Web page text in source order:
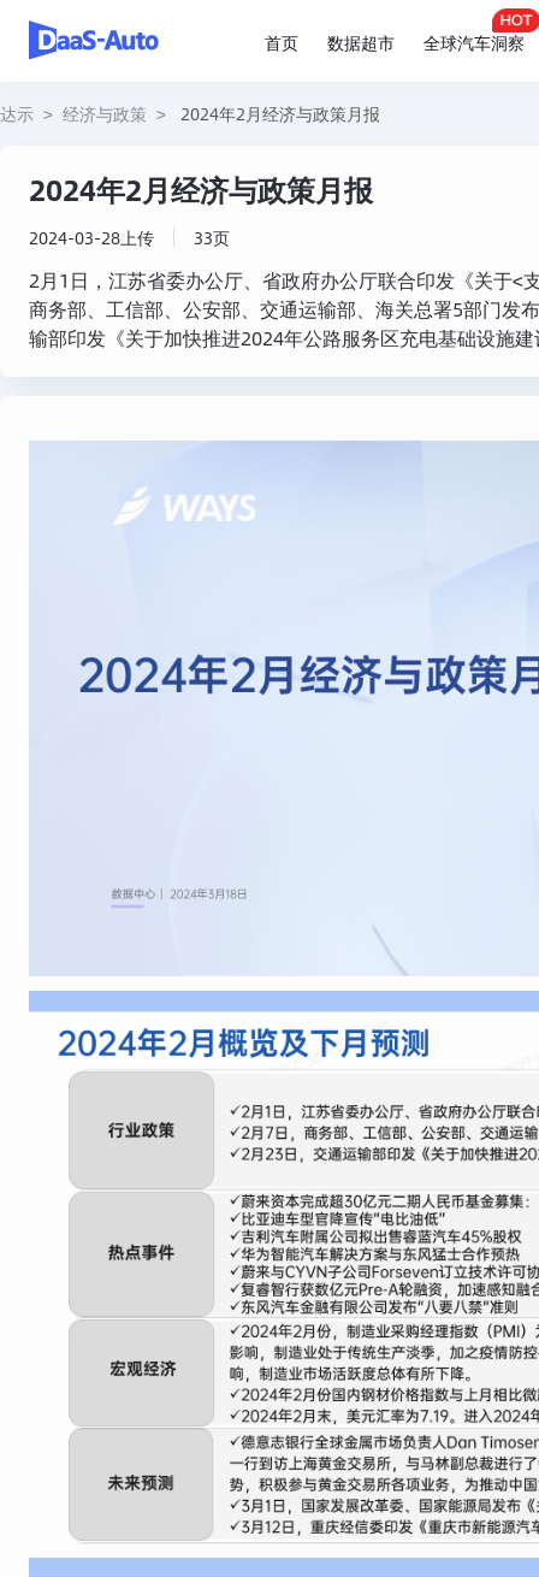
首页 数据超市 全球汽车洞察
达示 > 经济与政策 > 2024年2月经济与政策月报
2024年2月经济与政策月报
2024-03-28上传 33页
2月1日，江苏省委办公厅、省政府办公厅联合印发《关于
商务部、工信部、公安部、交通运输部、海关总署5部门发
输部印发《关于加快推进2024年公路服务区充电基础设施